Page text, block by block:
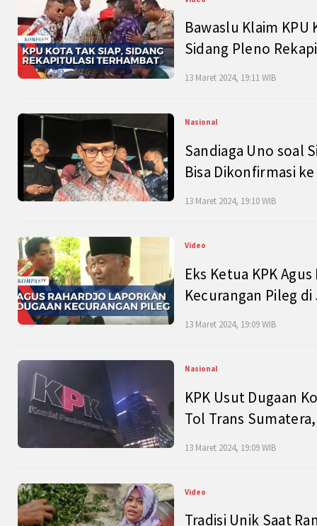
Bawaslu Klaim
Sidang Pleno
13 Maret 2024, 19:11 WIB
Nasional
Sandiaga Uno soal
Bisa Dikonfirmasi
13 Maret 2024, 19:10 WIB
Video
Eks Ketua KPK
Kecurangan Pileg
13 Maret 2024, 19:09 WIB
Nasional
KPK Usut Dugaan
Tol Trans
13 Maret 2024, 19:09 WIB
Video
Tradisi Unik Saat